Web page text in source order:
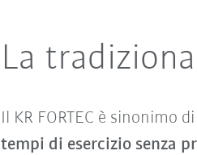
La
Il KR FORTEC è sinonimo di
tempi di esercizio senza